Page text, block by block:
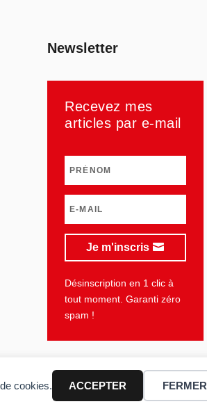
cookies. ACCEPTER FERMER
Newsletter
Recevez mes
articles par e-mail
Je m'inscris
Désinscription en 1 clic à
tout moment. Garanti zéro
spam !
site Mentions légales Vie privée CGU